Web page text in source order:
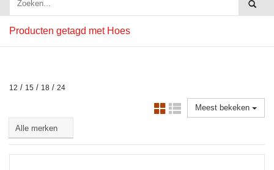
Producten getagd met Hoes
12 / 15 / 18 / 24
Meest bekeken